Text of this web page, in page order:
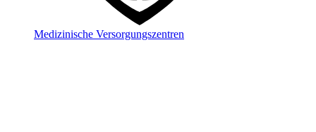
Medizinische Versorgungszentren